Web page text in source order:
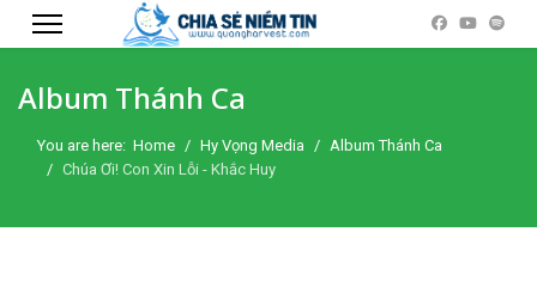
Album Thánh Ca
You are here: Home Hy Vọng Media
Album Thánh Ca
Chúa Ơi! Con Xin Lỗi - Khắc Huy